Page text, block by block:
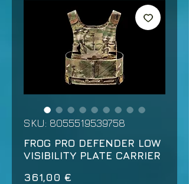
SKU: 8055519539758
FROG PRO DEFENDER LOW
VISIBILITY PLATE CARRIER
361,00 €